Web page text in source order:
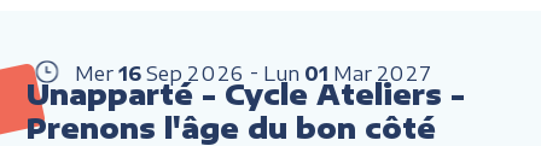
Mer 16 Sep 2026 Lun 01 Mar 2027
Unapparté - Cycle Ateliers -
Prenons l'âge du bon côté